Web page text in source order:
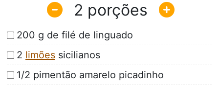
2
200 g de filé de linguado
2 limões sicilianos
1/2 pimentão amarelo picadinho